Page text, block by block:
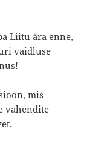
Liitu ära enne,
vaidluse
mis
vahendite